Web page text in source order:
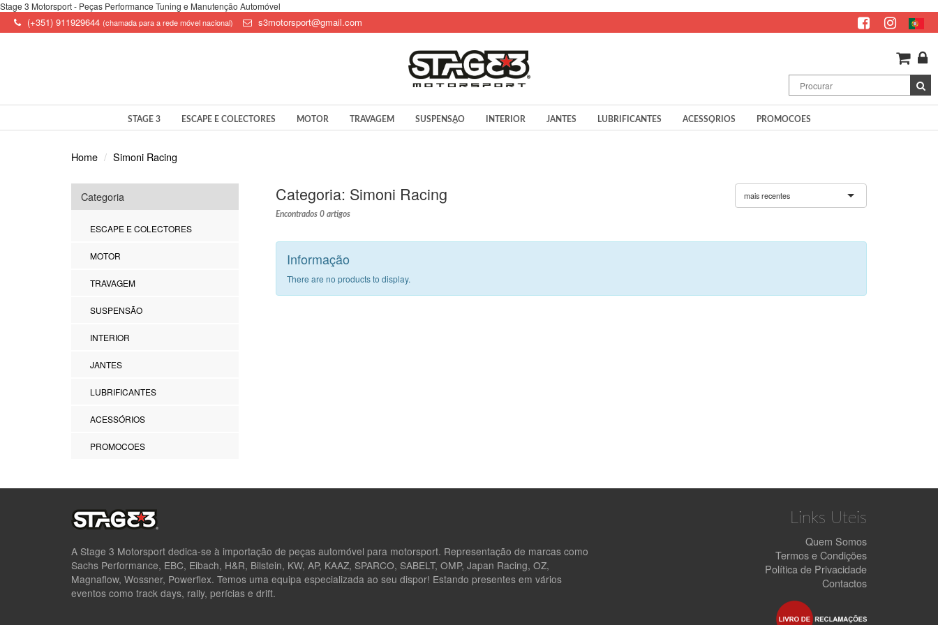
Stage 3 Motorsport - Peças Performance Tuning e Manutenção Automóvel
(+351) 911929644 (chamada para a rede móvel nacional) s3motorsport@gmail.com
STAGE 3 ESCAPE E COLECTORES MOTOR TRAVAGEM SUSPENSÃO INTERIOR JANTES LUBRIFICANTES ACESSÓRIOS PROMOCOES
Home Simoni Racing
Categoria
ESCAPE E COLECTORES
MOTOR
TRAVAGEM
SUSPENSÃO
INTERIOR
JANTES
LUBRIFICANTES
ACESSÓRIOS
PROMOCOES
Categoria: Simoni Racing
Encontrados 0 artigos
mais recentes
Informação
There are no products to display.
A Stage 3 Motorsport dedica-se à importação de peças automóvel para motorsport. Representação de marcas como
Sachs Performance, EBC, Eibach, H&R, Bilstein, KW, AP, KAAZ, SPARCO, SABELT, OMP, Japan Racing, OZ,
Magnaflow, Wossner, Powerflex. Temos uma equipa especializada ao seu dispor! Estando presentes em vários
eventos como track days, rally, perícias e drift.
Links Uteis
Quem Somos
Termos e Condições
Política de Privacidade
Contactos